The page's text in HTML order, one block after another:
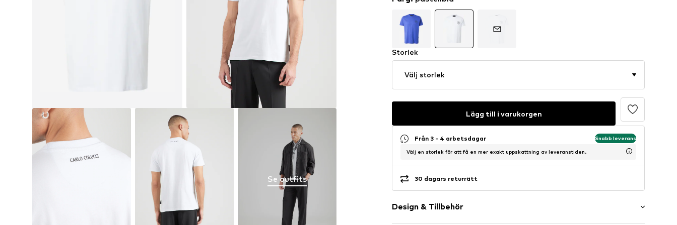
Se outfits
Storlek
Välj storlek
Lägg till i varukorgen
Från 3 - 4 arbetsdagar Snabb leverans
Välj en storlek för att få en mer exakt uppskattning av leveranstiden.
30 dagars returrätt
Design & Tillbehör